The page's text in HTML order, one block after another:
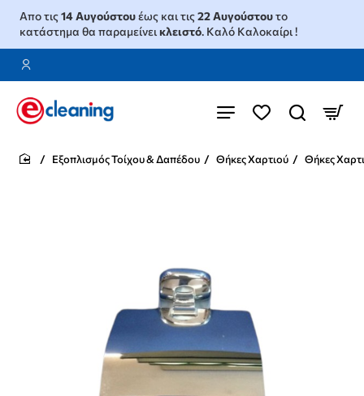
Απο τις14 Αυγούστουέως και τις22 Αυγούστουτο
κατάστημα θα παραμείνεικλειστό. Καλό Καλοκαίρι !
Εξοπλισμός Τοίχου & Δαπέδου Θήκες Χαρτιού Θήκες